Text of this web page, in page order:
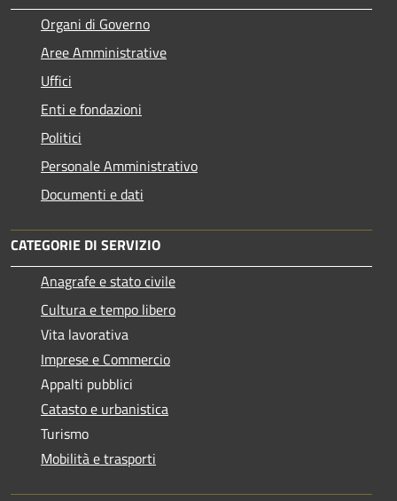
Organi di Governo
Aree Amministrative
Uffici
Enti e fondazioni
Politici
Personale Amministrativo
Documenti e dati
CATEGORIE DI SERVIZIO
Anagrafe e stato civile
Cultura e tempo libero
Vita lavorativa
Imprese e Commercio
Appalti pubblici
Catasto e urbanistica
Turismo
Mobilità e trasporti